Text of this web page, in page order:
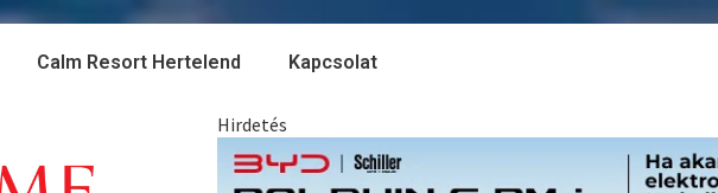
Calm Resort Hertelend Kapcsolat
Hirdetés